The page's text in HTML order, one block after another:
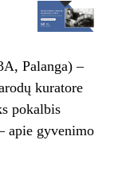
Palanga) –
kuratore
pokalbis
apie gyvenimo